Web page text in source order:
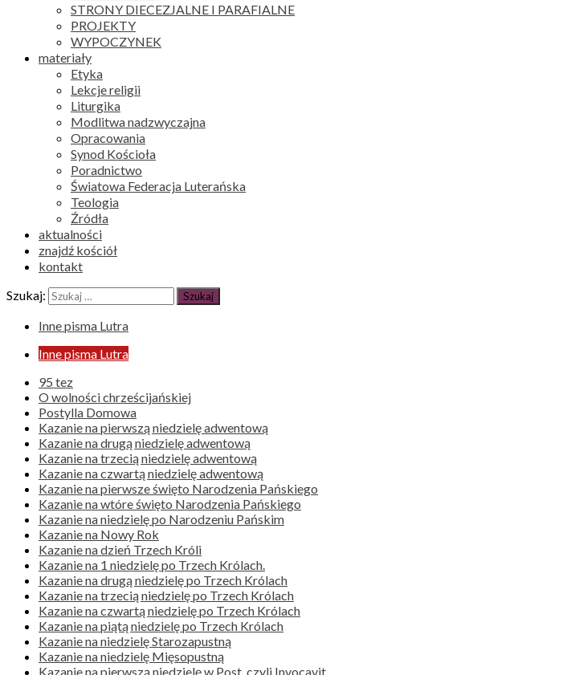
STRONY DIECEZJALNE I PARAFIALNE
PROJEKTY
WYPOCZYNEK
materiały
Etyka
Lekcje religii
Liturgika
Modlitwa nadzwyczajna
Opracowania
Synod Kościoła
Poradnictwo
Światowa Federacja Luterańska
Teologia
Źródła
aktualności
znajdź kościół
kontakt
Szukaj:
Inne pisma Lutra
Inne pisma Lutra
95 tez
O wolności chrześcijańskiej
Postylla Domowa
Kazanie na pierwszą niedzielę adwentową
Kazanie na drugą niedzielę adwentową
Kazanie na trzecią niedzielę adwentową
Kazanie na czwartą niedzielę adwentową
Kazanie na pierwsze święto Narodzenia Pańskiego
Kazanie na wtóre święto Narodzenia Pańskiego
Kazanie na niedzielę po Narodzeniu Pańskim
Kazanie na Nowy Rok
Kazanie na dzień Trzech Króli
Kazanie na 1 niedzielę po Trzech Królach.
Kazanie na drugą niedzielę po Trzech Królach
Kazanie na trzecią niedzielę po Trzech Królach
Kazanie na czwartą niedzielę po Trzech Królach
Kazanie na piątą niedzielę po Trzech Królach
Kazanie na niedzielę Starozapustną
Kazanie na niedzielę Mięsopustną
Kazanie na pierwszą niedzielę w Post, czyli Invocavit